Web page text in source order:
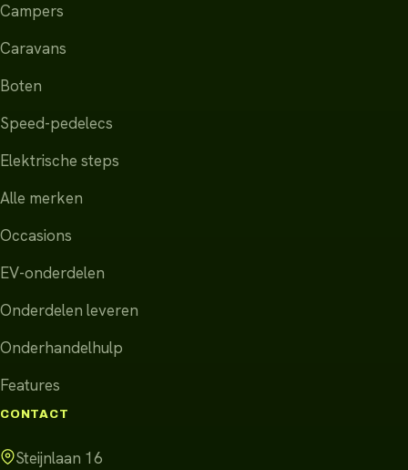
Campers
Caravans
Boten
Speed-pedelecs
Elektrische steps
Alle merken
Occasions
EV-onderdelen
Onderdelen leveren
Onderhandelhulp
Features
CONTACT
Steijnlaan 16